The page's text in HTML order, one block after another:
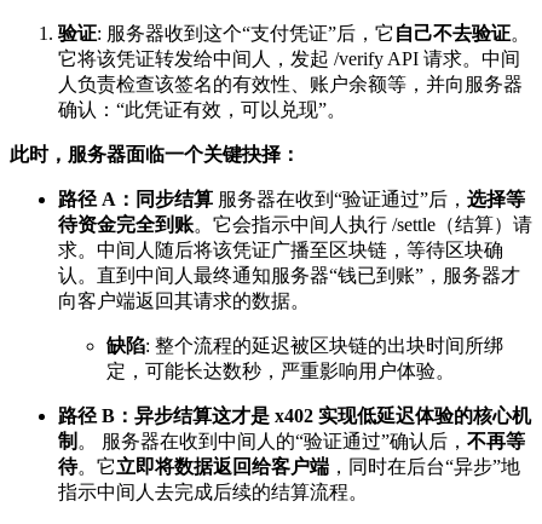
验证: 服务器收到这个“支付凭证”后，它 自己不去验证。
它将该凭证转发给中间人，发起 /verify API 请求。中间
人负责检查该签名的有效性、账户余额等，并向服务器
确认：“此凭证有效，可以兑现”。
此时，服务器面临一个关键抉择：
路径 A：同步结算 服务器在收到“验证通过”后， 选择等
待资金完全到账。它会指示中间人执行 /settle（结算）请
求。中间人随后将该凭证广播至区块链，等待区块确
认。直到中间人最终通知服务器“钱已到账”，服务器才
向客户端返回其请求的数据。
缺陷: 整个流程的延迟被区块链的出块时间所绑
定，可能长达数秒，严重影响用户体验。
路径 B：异步结算这才是 x402 实现低延迟体验的核心机
制 。 服务器在收到中间人的“验证通过”确认后， 不再等
待。它立即将数据返回给客户端 ，同时在后台“异步”地
指示中间人去完成后续的结算流程。